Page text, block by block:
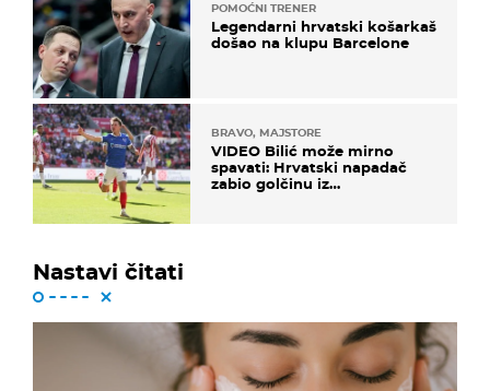
POMOĆNI TRENER
Legendarni hrvatski košarkaš
došao na klupu Barcelone
BRAVO, MAJSTORE
VIDEO Bilić može mirno
spavati: Hrvatski napadač
zabio golčinu iz
Nastavi čitati